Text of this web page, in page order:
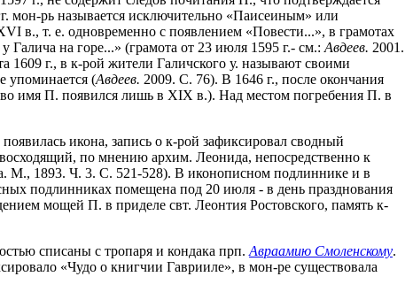
мон-рь называется исключительно «Паисеиным» или
в., т. е. одновременно с появлением «Повести...», в грамотах
на горе...» (грамота от 23 июля 1595 г.- см.: Авдеев. 2001.
1609 г., в к-рой жители Галичского у. называют своими
упоминается (Авдеев. 2009. С. 76). В 1646 г., после окончания
во имя П. появился лишь в XIX в.). Над местом погребения П. в
икона, запись о к-рой зафиксировал сводный
по мнению архим. Леонида, непосредственно к
М., 1893. Ч. 3. С. 521-528). В иконописном подлиннике и в
подлинниках помещена под 20 июля - в день празднования
мощей П. в приделе свт. Леонтия Ростовского, память к-
списаны с тропаря и кондака прп. Авраамию Смоленскому.
«Чудо о книгчии Гаврииле», в мон-ре существовала